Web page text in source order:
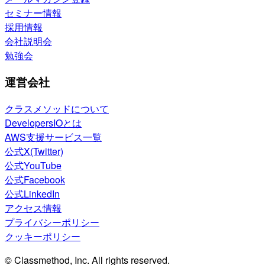
セミナー情報
採用情報
会社説明会
勉強会
運営会社
クラスメソッドについて
DevelopersIOとは
AWS支援サービス一覧
公式X(Twitter)
公式YouTube
公式Facebook
公式LinkedIn
アクセス情報
プライバシーポリシー
クッキーポリシー
© Classmethod, Inc. All rights reserved.